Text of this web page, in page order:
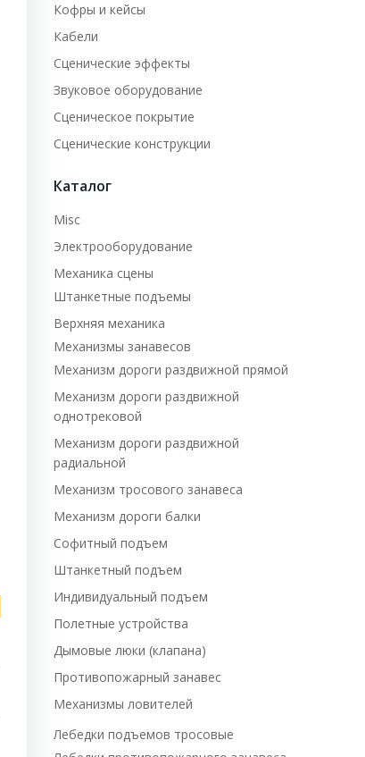
Кофры и кейсы
Кабели
Сценические эффекты
Звуковое оборудование
Сценическое покрытие
Сценические конструкции
Каталог
Misc
Электрооборудование
Механика сцены
Штанкетные подъемы
Верхняя механика
Механизмы занавесов
Механизм дороги раздвижной прямой
Механизм дороги раздвижной
однотрековой
Механизм дороги раздвижной
радиальной
Механизм тросового занавеса
Механизм дороги балки
Софитный подъем
Штанкетный подъем
Индивидуальный подъем
Полетные устройства
Дымовые люки (клапана)
Противопожарный занавес
Механизмы ловителей
Лебедки подъемов тросовые